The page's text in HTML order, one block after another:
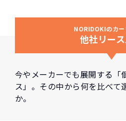
NORIDOKIのカー
他社リー
今やメーカーでも展開する「
ス」。その中から何を比べて
か。